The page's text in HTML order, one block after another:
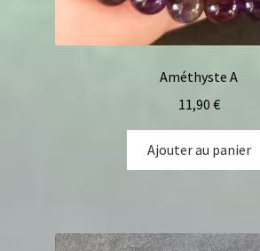
Améthyste A
11,90 €
Ajouter au panier